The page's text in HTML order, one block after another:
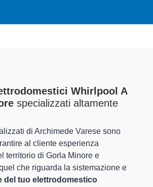
Whirlpool A
specializzati altamente
di Archimede Varese sono
al cliente esperienza
territorio di Gorla Minore e
che riguarda la sistemazione e
del tuo elettrodomestico